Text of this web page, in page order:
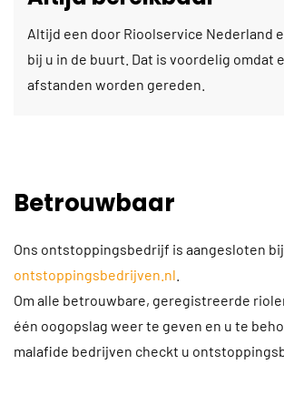
Altijd een door Rioolservice Nederland
bij u in de buurt. Dat is voordelig omdat
afstanden worden gereden.
Betrouwbaar
Ons ontstoppingsbedrijf is aangesloten bij
ontstoppingsbedrijven.nl
Om alle betrouwbare, geregistreerde
één oogopslag weer te geven en u te
malafide bedrijven checkt u